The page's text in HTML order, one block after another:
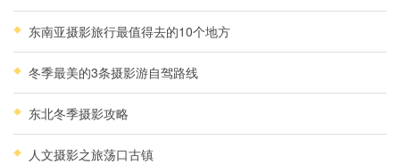
东南亚摄影旅行最值得去的10个地方
冬季最美的3条摄影游自驾路线
东北冬季摄影攻略
人文摄影之旅荡口古镇